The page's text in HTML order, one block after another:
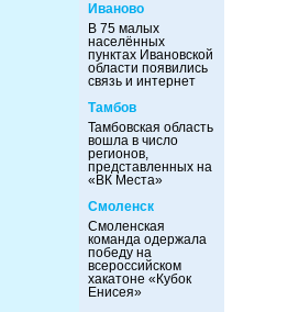
Иваново
В 75 малых
населённых
пунктах Ивановской
области появились
связь и интернет
Тамбов
Тамбовская область
вошла в число
регионов,
представленных на
«ВК Места»
Смоленск
Смоленская
команда одержала
победу на
всероссийском
хакатоне «Кубок
Енисея»